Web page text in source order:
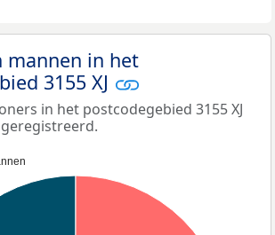
mannen in het
3155 XJ
in het postcodegebied 3155 XJ